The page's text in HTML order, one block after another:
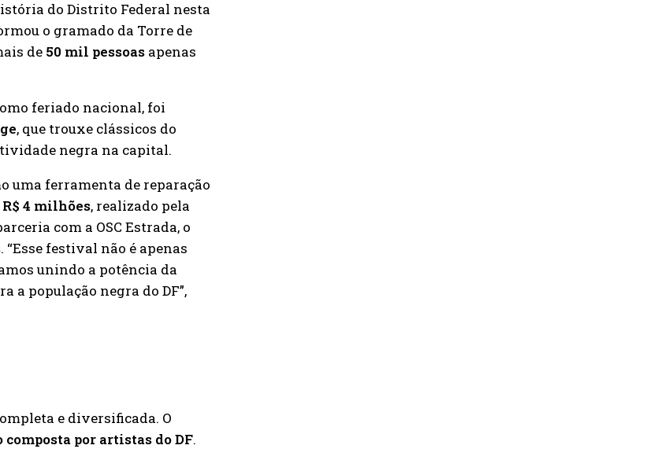
do Distrito Federal nesta
o gramado da Torre de
de 50 mil pessoas apenas
feriado nacional, foi
, que trouxe clássicos do
negra na capital.
uma ferramenta de reparação
R$ 4 milhões, realizado pela
com a OSC Estrada, o
. “Esse festival não é apenas
unindo a potência da
a população negra do DF”,
e diversificada. O
composta por artistas do DF.